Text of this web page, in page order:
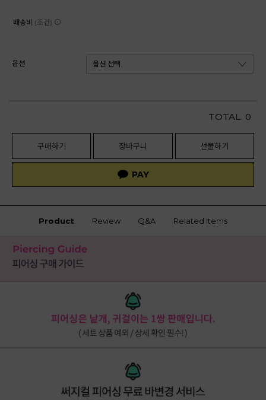
배송비 (조건)
옵션
TOTAL 0
구매하기 장바구니 선물하기
Product Review Q&A Related Items